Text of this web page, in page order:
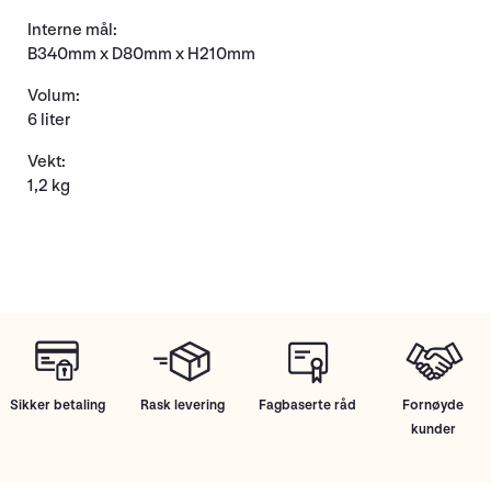
Interne mål:
B340mm x D80mm x H210mm
Volum:
6 liter
Vekt:
1,2 kg
Sikker betaling Rask levering Fagbaserte råd
Fornøyde
kunder